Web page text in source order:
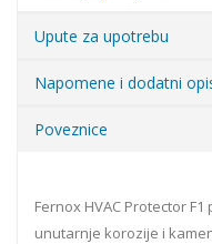
Upute za upotrebu
Napomene i dodatni
Poveznice
Fernox HVAC Protector
unutarnje korozije i